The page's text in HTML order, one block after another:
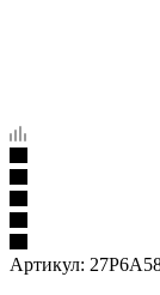
Артикул: